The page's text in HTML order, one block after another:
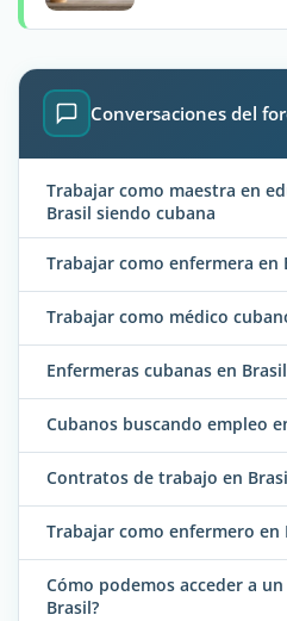
Conversaciones del
Trabajar como maestra en
Brasil siendo cubana
Trabajar como enfermera en
Trabajar como médico
Enfermeras cubanas en Brasil
Cubanos buscando empleo
Contratos de trabajo en
Trabajar como enfermero en
Cómo podemos acceder a
Brasil?